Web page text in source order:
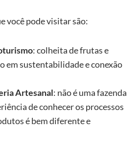
você pode visitar são:
: colheita de frutas e
em sustentabilidade e conexão
Artesanal: não é uma fazenda
de conhecer os processos
é bem diferente e